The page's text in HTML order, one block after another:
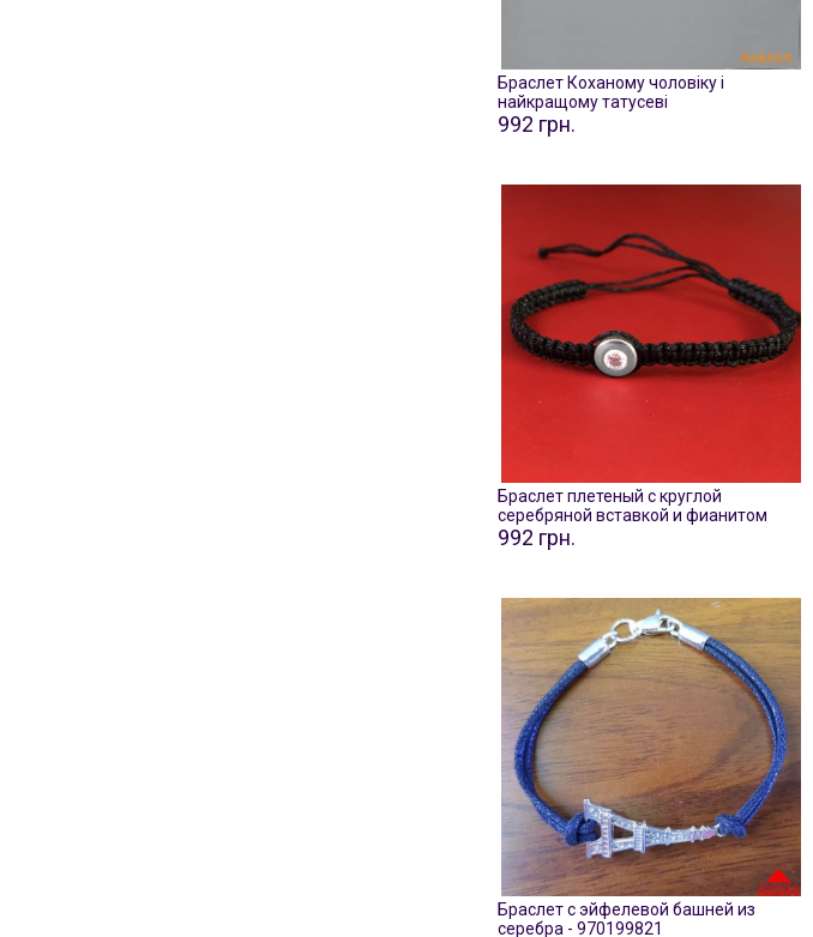
Браслет Коханому чоловіку і
найкращому татусеві
992 грн.
Браслет плетеный с круглой
серебряной вставкой и фианитом
992 грн.
Браслет с эйфелевой башней из
серебра - 970199821